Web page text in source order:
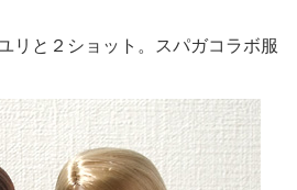
リと２ショット。スパガコラボ服